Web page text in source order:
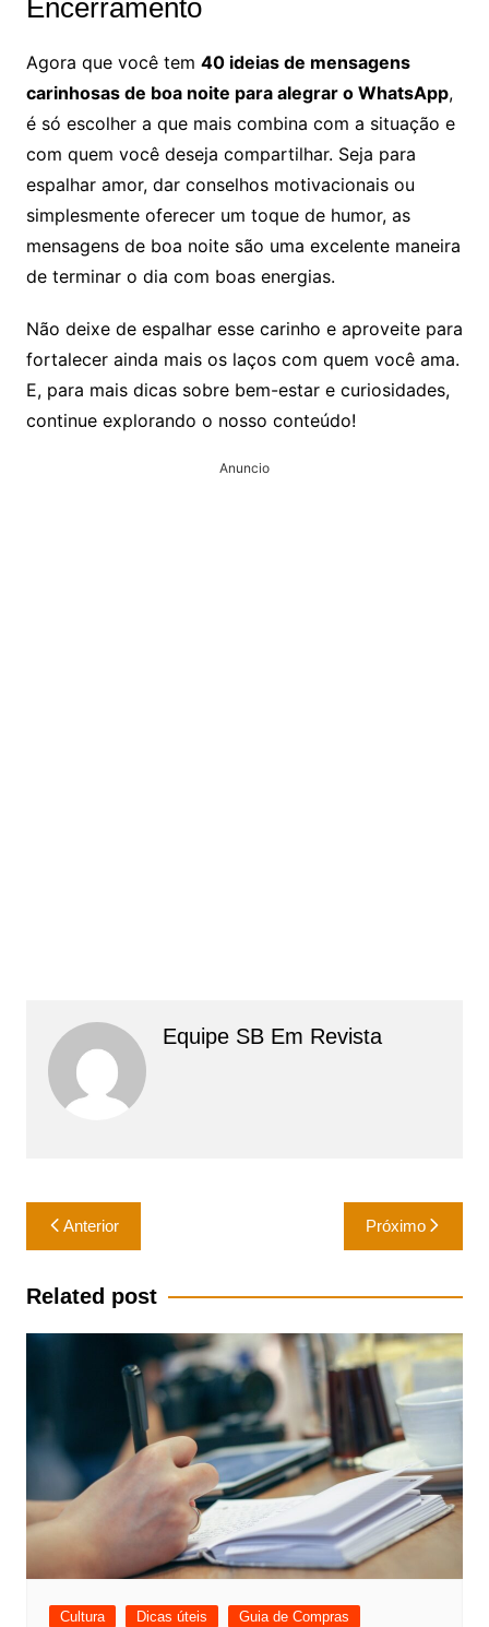
Encerramento
Agora que você tem 40 ideias de mensagens
carinhosas de boa noite para alegrar o WhatsApp,
é só escolher a que mais combina com a situação e
com quem você deseja compartilhar. Seja para
espalhar amor, dar conselhos motivacionais ou
simplesmente oferecer um toque de humor, as
mensagens de boa noite são uma excelente maneira
de terminar o dia com boas energias.
Não deixe de espalhar esse carinho e aproveite para
fortalecer ainda mais os laços com quem você ama.
E, para mais dicas sobre bem-estar e curiosidades,
continue explorando o nosso conteúdo!
Anuncio
Equipe SB Em Revista
Navegação
de
Post
Anterior Próximo
Related post
Cultura Dicas úteis Guia de Compras